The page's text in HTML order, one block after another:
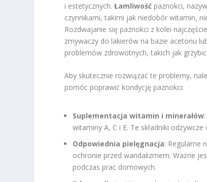
i estetycznych.Łamliwość paznokci,
czynnikami, takimi jak niedobór witamin,
Rozdwajanie się paznokci z kolei
zmywaczy do lakierów na bazie acetonu
problemów zdrowotnych, takich jak
Aby skutecznie rozwiązać te problemy,
pomóc poprawić kondycję paznokci:
Suplementacja witamin i minerałów
witaminy A, C i E. Te składniki
Odpowiednia pielęgnacja: Regularne
ochronie przed wandalizmem. Ważne
podczas prac domowych.